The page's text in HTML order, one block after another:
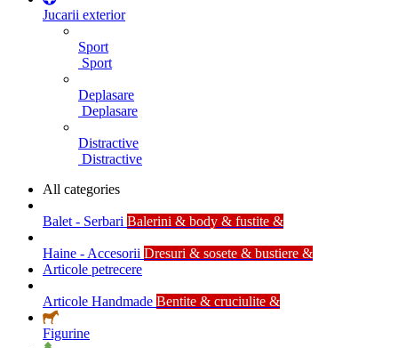
Jucarii exterior
Sport
Sport
Deplasare
Deplasare
Distractive
Distractive
All categories
Balet - Serbari Balerini & body & fustite &
Haine - Accesorii Dresuri & sosete & bustiere &
Articole petrecere
Articole Handmade Bentite & cruciulite &
Figurine